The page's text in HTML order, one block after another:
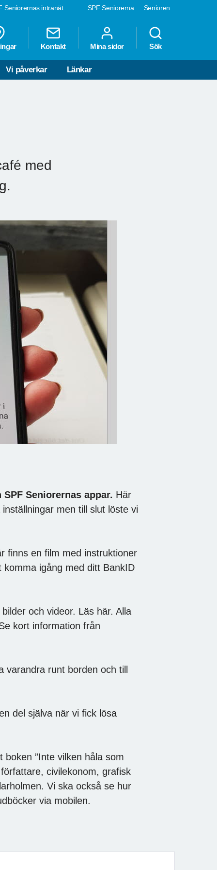
SPF Seniorerna Senioren
Seniorernas intranät
Kontakt Mina sidor Sök
Vi påverkar Länkar
med
SPF Seniorernas appar. Här
men till slut löste vi
en film med instruktioner
igång med ditt BankID
och videor. Läs här. Alla
kort information från
varandra runt borden och till
del själva när vi fick lösa
”Inte vilken håla som
civilekonom, grafisk
Vi ska också se hur
via mobilen.